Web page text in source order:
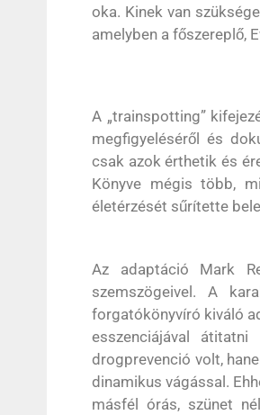
oka. Kinek van
amelyben a főszereplő,
A „trainspotting”
megfigyeléséről és
csak azok érthetik és
Könyve mégis több,
életérzését sűrítette
Az adaptáció Mark
szemszögeivel. A
forgatókönyvíró kiváló
esszenciájával
drogprevenció volt,
dinamikus vágással.
másfél órás, szünet